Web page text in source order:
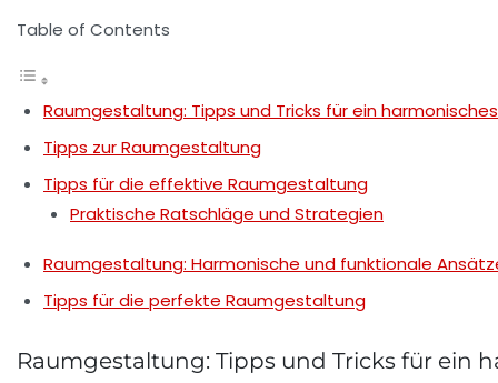
Table of Contents
Raumgestaltung: Tipps und Tricks für ein
Tipps zur Raumgestaltung
Tipps für die effektive Raumgestaltung
Praktische Ratschläge und Strategien
Raumgestaltung: Harmonische und funktionale
Tipps für die perfekte Raumgestaltung
Raumgestaltung: Tipps und Tricks für ein